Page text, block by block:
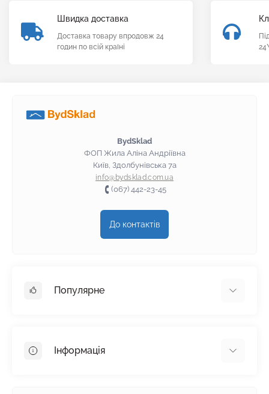
Швидка доставка
Доставка товару впродовж 24
годин по всій країні
BydSklad
ФОП Жила Аліна Андріївна
Київ, Здолбунівська 7а
info@bydsklad.com.ua
(067) 442-23-45
До контактів
Популярне
Пінопласт
Інформація